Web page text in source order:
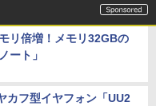
リ倍増！メモリ32GBの
ート」
カフ型イヤフォン「UU2